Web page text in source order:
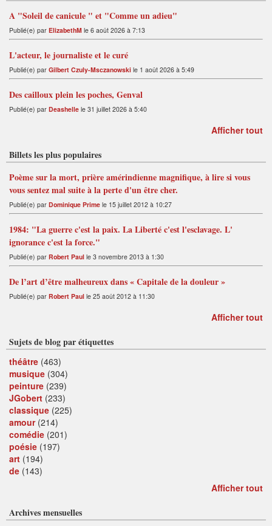
A "Soleil de canicule " et "Comme un adieu"
Publié(e) par ElizabethM le 6 août 2026 à 7:13
L'acteur, le journaliste et le curé
Publié(e) par Gilbert Czuly-Msczanowski le 1 août 2026 à 5:49
Des cailloux plein les poches, Genval
Publié(e) par Deashelle le 31 juillet 2026 à 5:40
Afficher tout
Billets les plus populaires
Poème sur la mort, prière amérindienne magnifique, à lire si vous
vous sentez mal suite à la perte d'un être cher.
Publié(e) par Dominique Prime le 15 juillet 2012 à 10:27
1984: "La guerre c'est la paix. La Liberté c'est l'esclavage. L'
ignorance c'est la force."
Publié(e) par Robert Paul le 3 novembre 2013 à 1:30
De l’art d’être malheureux dans « Capitale de la douleur »
Publié(e) par Robert Paul le 25 août 2012 à 11:30
Afficher tout
Sujets de blog par étiquettes
théâtre (463)
musique (304)
peinture (239)
JGobert (233)
classique (225)
amour(214)
comédie (201)
poésie (197)
art (194)
de (143)
Afficher tout
Archives mensuelles